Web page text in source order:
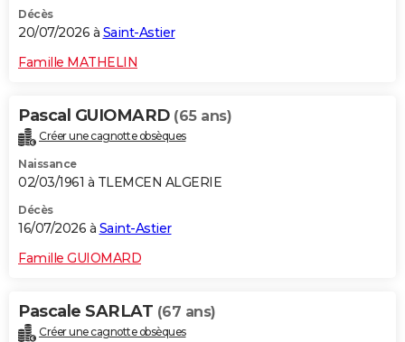
S'inscrire
Se connecter
Lycées
Collèges
Primaires
Universités
Entreprises
Service militaire
Avis de recherche
AVIS DE DÉCÈS
FORUM
Bricolage
Décès
20/07/2026 à Saint-Astier
Famille MATHELIN
Pascal GUIOMARD (65 ans)
Créer une cagnotte obsèques
Naissance
02/03/1961 à TLEMCEN ALGERIE
Décès
16/07/2026 à Saint-Astier
Famille GUIOMARD
Pascale SARLAT (67 ans)
Créer une cagnotte obsèques